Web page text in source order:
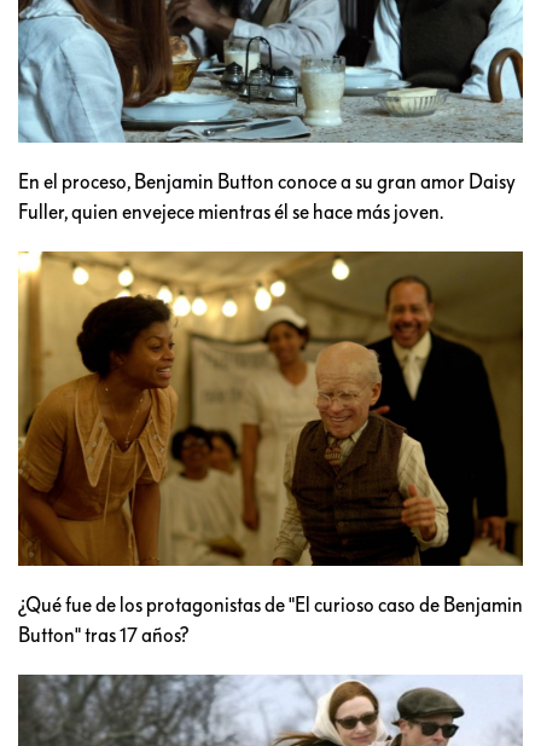
En el proceso, Benjamin Button conoce a su gran amor Daisy
Fuller, quien envejece mientras él se hace más joven.
¿Qué fue de los protagonistas de "El curioso caso de Benjamin
Button" tras 17 años?